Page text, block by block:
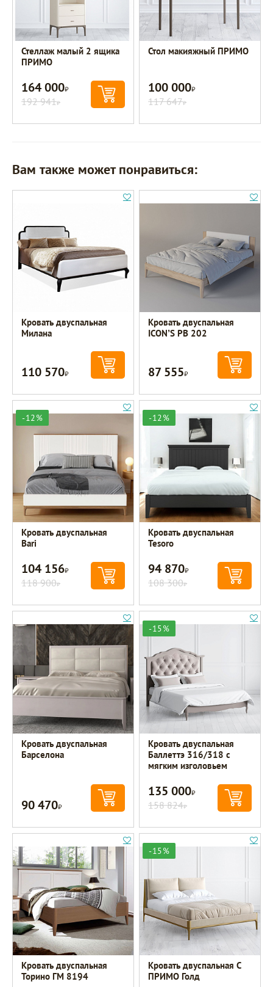
Стеллаж малый 2 ящика
ПРИМО
164 000Р
192 941Р
Стол макияжный ПРИМО
100 000Р
117 647Р
Вам также может понравиться:
Кровать двуспальная
Милана
110 570Р
Кровать двуспальная
ICON’S РВ 202
87 555Р
-12%
Кровать двуспальная
Bari
104 156Р
118 900Р
-12%
Кровать двуспальная
Tesoro
94 870Р
108 300Р
Кровать двуспальная
Барселона
90 470Р
-15%
Кровать двуспальная
Баллеттэ 316/318 с
мягким изголовьем
135 000Р
158 824Р
Кровать двуспальная
Торино ГМ 8194
-15%
Кровать двуспальная C
ПРИМО Голд